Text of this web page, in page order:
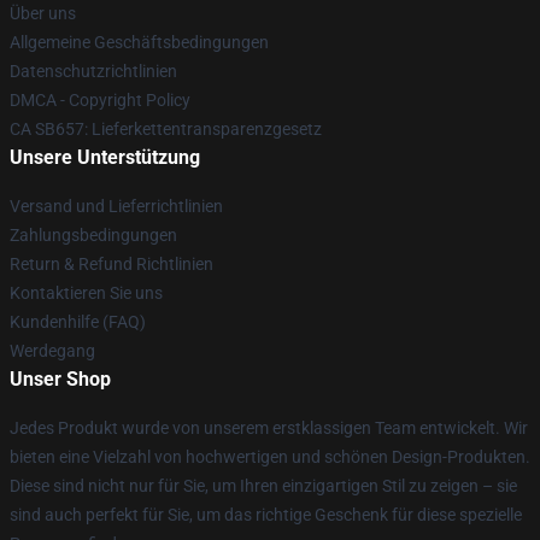
Über uns
Allgemeine Geschäftsbedingungen
Datenschutzrichtlinien
DMCA - Copyright Policy
CA SB657: Lieferkettentransparenzgesetz
Unsere Unterstützung
Versand und Lieferrichtlinien
Zahlungsbedingungen
Return & Refund Richtlinien
Kontaktieren Sie uns
Kundenhilfe (FAQ)
Werdegang
Unser Shop
Jedes Produkt wurde von unserem erstklassigen Team entwickelt. Wir
bieten eine Vielzahl von hochwertigen und schönen Design-Produkten.
Diese sind nicht nur für Sie, um Ihren einzigartigen Stil zu zeigen – sie
sind auch perfekt für Sie, um das richtige Geschenk für diese spezielle